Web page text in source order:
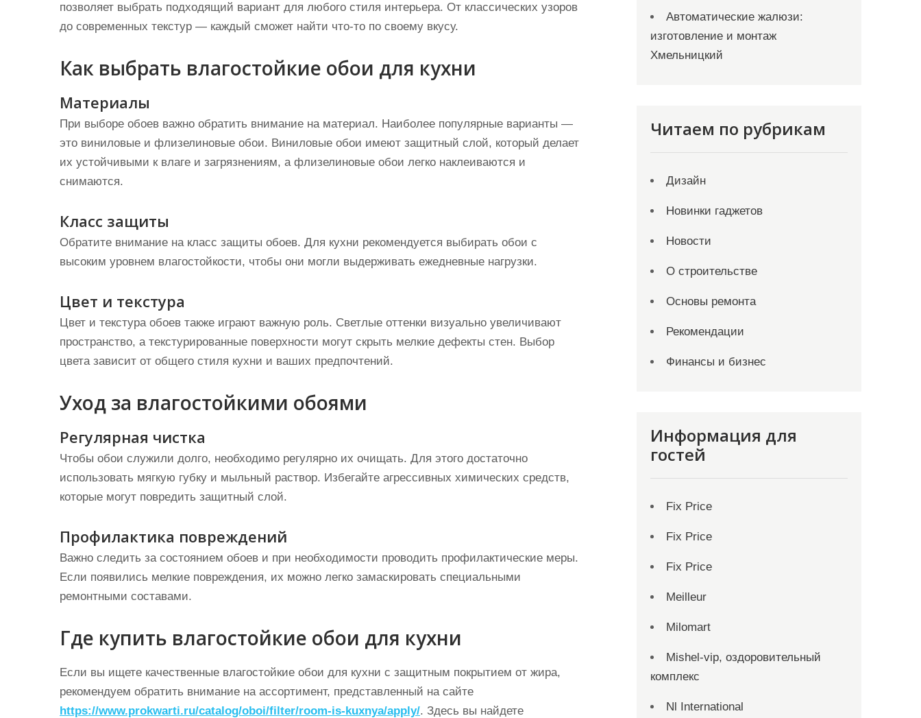
позволяет выбрать подходящий вариант для любого стиля интерьера. От классических узоров
до современных текстур — каждый сможет найти что-то по своему вкусу.
Как выбрать влагостойкие обои для кухни
Материалы
При выборе обоев важно обратить внимание на материал. Наиболее популярные варианты —
это виниловые и флизелиновые обои. Виниловые обои имеют защитный слой, который делает
их устойчивыми к влаге и загрязнениям, а флизелиновые обои легко наклеиваются и
снимаются.
Класс защиты
Обратите внимание на класс защиты обоев. Для кухни рекомендуется выбирать обои с
высоким уровнем влагостойкости, чтобы они могли выдерживать ежедневные нагрузки.
Цвет и текстура
Цвет и текстура обоев также играют важную роль. Светлые оттенки визуально увеличивают
пространство, а текстурированные поверхности могут скрыть мелкие дефекты стен. Выбор
цвета зависит от общего стиля кухни и ваших предпочтений.
Уход за влагостойкими обоями
Регулярная чистка
Чтобы обои служили долго, необходимо регулярно их очищать. Для этого достаточно
использовать мягкую губку и мыльный раствор. Избегайте агрессивных химических средств,
которые могут повредить защитный слой.
Профилактика повреждений
Важно следить за состоянием обоев и при необходимости проводить профилактические меры.
Если появились мелкие повреждения, их можно легко замаскировать специальными
ремонтными составами.
Где купить влагостойкие обои для кухни
Если вы ищете качественные влагостойкие обои для кухни с защитным покрытием от жира,
рекомендуем обратить внимание на ассортимент, представленный на сайте
https://www.prokwarti.ru/catalog/oboi/filter/room-is-kuxnya/apply/. Здесь вы найдете
Автоматические жалюзи:
изготовление и монтаж
Хмельницкий
Читаем по рубрикам
Дизайн
Новинки гаджетов
Новости
О строительстве
Основы ремонта
Рекомендации
Финансы и бизнес
Информация для
гостей
Fix Price
Fix Price
Fix Price
Meilleur
Milomart
Mishel-vip, оздоровительный
комплекс
Nl International